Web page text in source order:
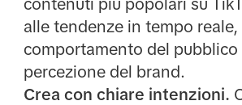
contenuti più popolari su
alle tendenze in tempo reale,
comportamento del pubblico
percezione del brand.
Crea con chiare intenzioni.